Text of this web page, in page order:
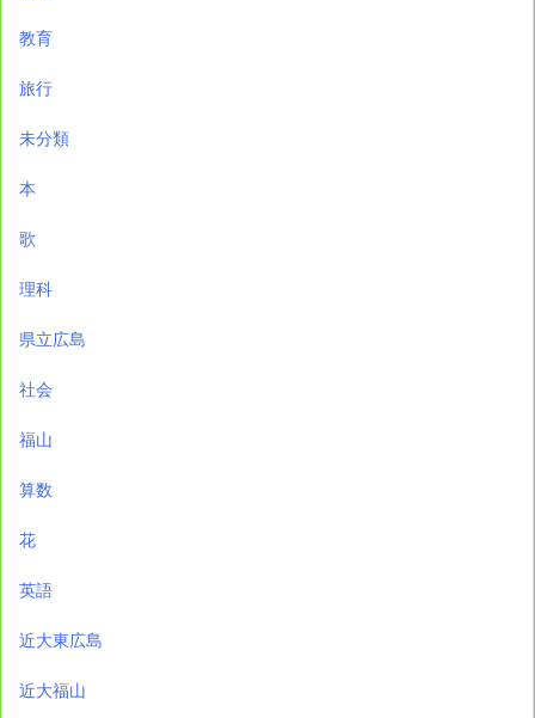
教育
旅行
未分類
本
歌
理科
県立広島
社会
福山
算数
花
英語
近大東広島
近大福山